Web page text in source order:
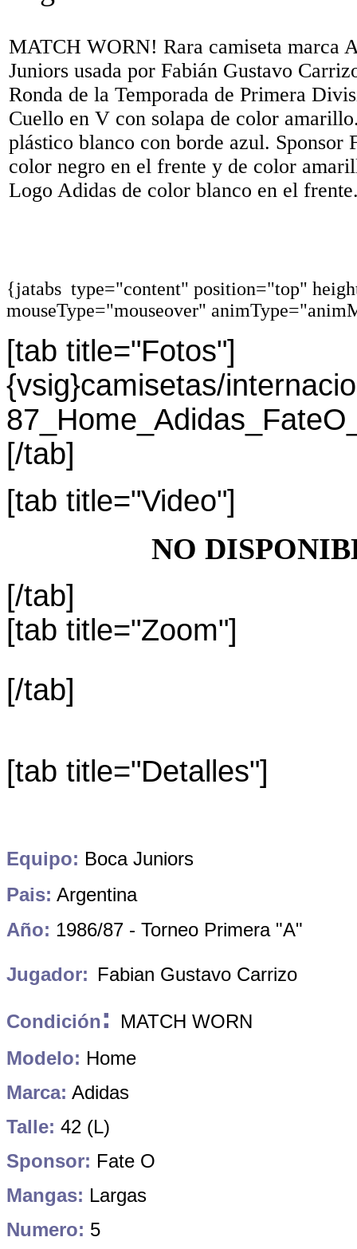
MATCH WORN! Rara camiseta marca
Juniors usada por Fabián Gustavo
Ronda de la Temporada de Primera
Cuello en V con solapa de color
plástico blanco con borde azul. Sponsor
color negro en el frente y de color
Logo Adidas de color blanco en el
{jatabs type="content" position="top"
mouseType="mouseover"
[tab title="Fotos"]
{vsig}camisetas/
[/tab]
[tab title="Video"]
NO
[/tab]
[tab title="Zoom"]
[/tab]
[tab title="Detalles"]
Equipo: Boca Juniors
Pais: Argentina
Año: 1986/87 - Torneo Primera "A"
Jugador: Fabian Gustavo Carrizo
Condición:
MATCH WORN
Modelo: Home
Marca: Adidas
Talle: 42 (L)
Sponsor: Fate O
Mangas: Largas
Numero: 5